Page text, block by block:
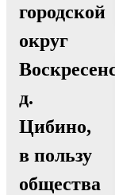
городской
округ
д.
Цибино,
в пользу
общества